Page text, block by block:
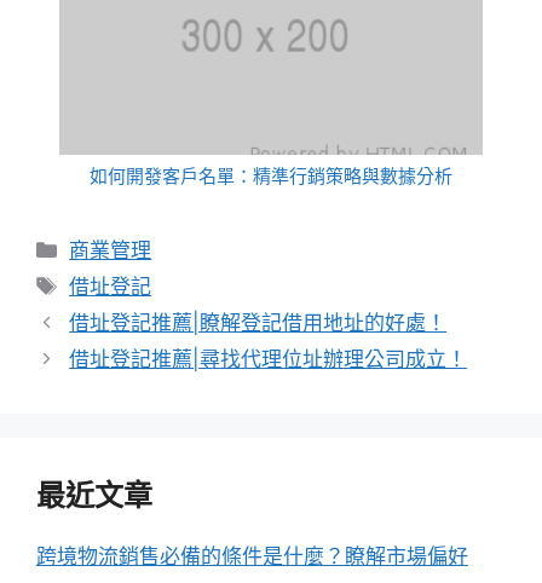
如何開發客戶名單：精準行銷策略與數據分析
分
類
商業管理
標
籤
借址登記
借址登記推薦|瞭解登記借用地址的好處！
借址登記推薦|尋找代理位址辦理公司成立！
最近文章
跨境物流銷售必備的條件是什麼？瞭解市場偏好